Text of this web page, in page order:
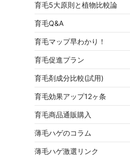
育毛5大原則と植物比較論
育毛Q&A
育毛マップ早わかり！
育毛促進プラン
育毛剤成分比較(試用)
育毛効果アップ12ヶ条
育毛商品通販購入
薄毛ハゲのコラム
薄毛ハゲ激選リンク